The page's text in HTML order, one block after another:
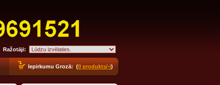
Ražotāji:
Iepirkumu Grozā: (0 produkts/-i)